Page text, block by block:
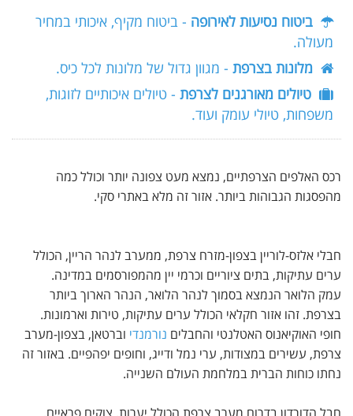
ביטוח נסיעות לאירופה - ביטוח מקיף, איכותי במחיר
מעולה.
מלונות בצרפת - מגוון גדול של מלונות לכל כיס.
טיולים מאורגנים לצרפת - טיולים איכותיים לזוגות,
משפחות, טיולי עומק ועוד.
רכס האלפים הצרפתיים, נמצא מעט צפונה יותר וכולל כמה
מהפסגות הגבוהות ביותר. אזור זה מלא באתרי סקי.
חבלי אלזס-לוריין בצפון-מזרח צרפת, ממערב לנהר הריין, הכולל
ערים עתיקות, בתים ציוריים וכרמי יין מהמפורסמים במדינה.
עמק הלואר הנמצא בסמוך לנהר הלואר, הנהר הארוך ביותר
בצרפת. זהו אזור חקלאי הכולל ערים עתיקות, טירות וארמונות.
חופי האוקיאנוס האטלנטי והחבלים נורמנדי וברטאן, בצפון-מערב
צרפת, עשירים במצודות, ערי נמל ודייג, וחופים יפהפיים. באזור זה
נחתו כוחות הברית במלחמת העולם השנייה.